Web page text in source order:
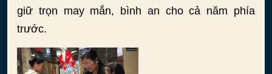
giữ trọn may mắn, bình an cho cả năm phía
trước.